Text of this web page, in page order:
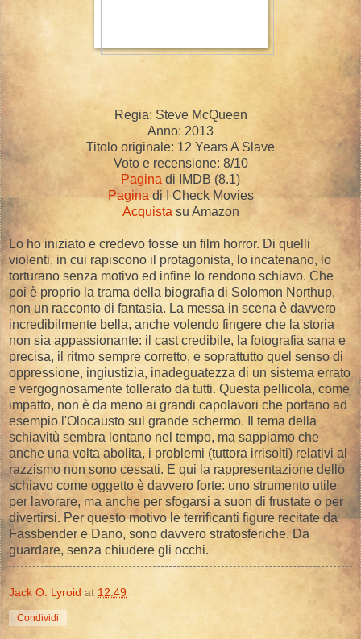
Regia: Steve McQueen
Anno: 2013
Titolo originale: 12 Years A Slave
Voto e recensione: 8/10
Pagina di IMDB (8.1)
Paginadi I Check Movies
Acquista su Amazon
Lo ho iniziato e credevo fosse un film horror. Di quelli
violenti, in cui rapiscono il protagonista, lo incatenano, lo
torturano senza motivo ed infine lo rendono schiavo. Che
poi è proprio la trama della biografia di Solomon Northup,
non un racconto di fantasia. La messa in scena è davvero
incredibilmente bella, anche volendo fingere che la storia
non sia appassionante: il cast credibile, la fotografia sana e
precisa, il ritmo sempre corretto, e soprattutto quel senso di
oppressione, ingiustizia, inadeguatezza di un sistema errato
e vergognosamente tollerato da tutti. Questa pellicola, come
impatto, non è da meno ai grandi capolavori che portano ad
esempio l'Olocausto sul grande schermo. Il tema della
schiavitù sembra lontano nel tempo, ma sappiamo che
anche una volta abolita, i problemi (tuttora irrisolti) relativi al
razzismo non sono cessati. E qui la rappresentazione dello
schiavo come oggetto è davvero forte: uno strumento utile
per lavorare, ma anche per sfogarsi a suon di frustate o per
divertirsi. Per questo motivo le terrificanti figure recitate da
Fassbender e Dano, sono davvero stratosferiche. Da
guardare, senza chiudere gli occhi.
Jack O. Lyroid at 12:49
Condividi